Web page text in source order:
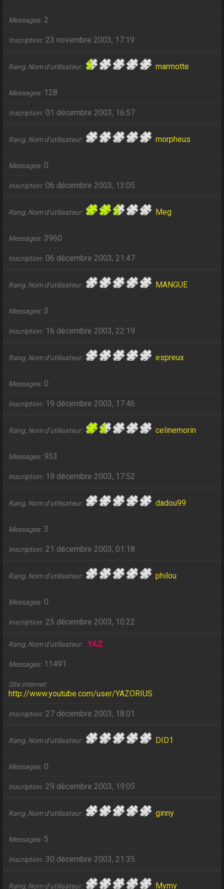
Messages 2
Inscription 23 novembre 2003, 17:19
Rang, Nom d’utilisateur marmotte
Messages 128
Inscription 01 décembre 2003, 16:57
Rang, Nom d’utilisateur morpheus
Messages 0
Inscription 06 décembre 2003, 13:05
Rang, Nom d’utilisateur Meg
Messages 3960
Inscription 06 décembre 2003, 21:47
Rang, Nom d’utilisateur MANGUE
Messages 3
Inscription 16 décembre 2003, 22:19
Rang, Nom d’utilisateur espreux
Messages 0
Inscription 19 décembre 2003, 17:46
Rang, Nom d’utilisateur celinemorin
Messages 953
Inscription 19 décembre 2003, 17:52
Rang, Nom d’utilisateur dadou99
Messages 3
Inscription 21 décembre 2003, 01:18
Rang, Nom d’utilisateur philou
Messages 0
Inscription 25 décembre 2003, 10:22
Rang, Nom d’utilisateur YAZ
Messages 11491
Site internet
http://www.youtube.com/user/YAZORIUS
Inscription 27 décembre 2003, 18:01
Rang, Nom d’utilisateur DID1
Messages 0
Inscription 29 décembre 2003, 19:05
Rang, Nom d’utilisateur ginny
Messages 5
Inscription 30 décembre 2003, 21:35
Rang, Nom d’utilisateur Mymy